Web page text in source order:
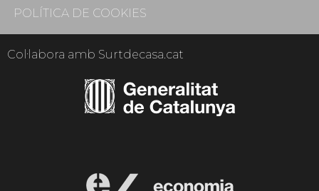
POLÍTICA DE COOKIES
Col·labora amb Surtdecasa.cat